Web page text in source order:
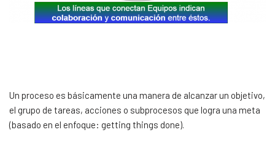
Un proceso es básicamente una manera de alcanzar un objetivo,
el grupo de tareas, acciones o subprocesos que logra una meta
(basado en el enfoque: getting things done).